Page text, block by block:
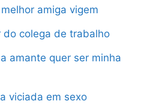
amiga vigem
do colega de trabalho
amante quer ser minha
viciada em sexo